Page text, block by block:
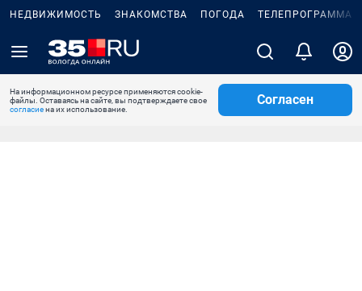
НЕДВИЖИМОСТЬ ЗНАКОМСТВА ПОГОДА ТЕЛЕПРОГРАММА
На информационном ресурсе применяются cookie-
файлы. Оставаясь на сайте, вы подтверждаете свое
согласиена их использование.
Согласен